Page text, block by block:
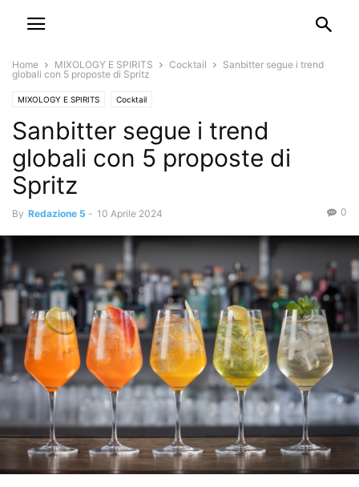
Home MIXOLOGY E SPIRITS Cocktail
Sanbitter segue i trend
globali con 5 proposte di Spritz
MIXOLOGY E SPIRITS Cocktail
Sanbitter segue i trend
globali con 5 proposte di
Spritz
By Redazione 5 - 10 Aprile 2024 0